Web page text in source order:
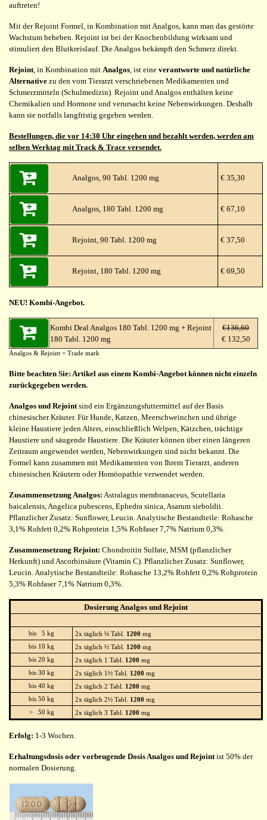
auftreten!
Mit der Rejoint Formel, in Kombination mit Analgos, kann man das gestörte
Wachstum beheben. Rejoint ist bei der Knochenbildung wirksam und
stimuliert den Blutkreislauf. Die Analgos bekämpft den Schmerz direkt.
Rejoint, in Kombination mit Analgos, ist eine verantworte und natürliche
Alternative zu den vom Tierarzt verschriebenen Medikamenten und
Schmerzmitteln (Schulmedizin). Rejoint und Analgos enthälten keine
Chemikalien und Hormone und verursacht keine Nebenwirkungen. Deshalb
kann sie notfalls langfristig gegeben werden.
Bestellungen, die vor 14:30 Uhr eingehen und bezahlt werden, werden am
selben Werktag mit Track & Trace versendet.
Analgos, 90 Tabl. 1200 mg € 35,30
Analgos, 180 Tabl. 1200 mg € 67,10
Rejoint, 90 Tabl. 1200 mg € 37,50
Rejoint, 180 Tabl. 1200 mg € 69,50
NEU! Kombi-Angebot.
Kombi Deal Analgos 180 Tabl. 1200 mg + Rejoint
180 Tabl. 1200 mg
€136,60
€ 132,50
Analgos & Rejoint = Trade mark
Bitte beachten Sie: Artikel aus einem Kombi-Angebot können nicht einzeln
zurückgegeben werden.
Analgos und Rejointsind ein Ergänzungsfuttermittel auf der Basis
chinesischer Kräuter. Für Hunde, Katzen, Meerschweinchen und übrige
kleine Haustiere jeden Alters, einschließlich Welpen, Kätzchen, trächtige
Haustiere und säugende Haustiere. Die Kräuter können über einen längeren
Zeitraum angewendet werden, Nebenwirkungen sind nicht bekannt. Die
Formel kann zusammen mit Medikamenten von Ihrem Tierarzt, anderen
chinesischen Kräutern oder Homöopathie verwendet werden.
Zusammensetzung Analgos: Astralagus membranaceus, Scutellaria
baicalensis, Angelica pubescens, Ephedra sinica, Asarum sieboldii.
Pflanzlicher Zusatz: Sunflower, Leucin. Analytische Bestandteile: Rohasche
3,1% Rohfett 0,2% Rohprotein 1,5% Rohfaser 7,7% Natrium 0,3%.
Zusammensetzung Rejoint: Chondroitin Sulfate, MSM (pflanzlicher
Herkunft) und Ascorbinsäure (Vitamin C). Pflanzlicher Zusatz: Sunflower,
Leucin. Analytische Bestandteile: Rohasche 13,2% Rohfett 0,2% Rohprotein
5,3% Rohfaser 7,1% Natrium 0,3%.
Dosierung Analgos und Rejoint
bis 5 kg 2x täglich ¼ Tabl. 1200 mg
bis 10 kg
2x täglich ½ Tabl. 1200 mg
bis 20 kg
2x täglich 1 Tabl. 1200 mg
bis 30 kg
2x täglich 1½ Tabl. 1200 mg
bis 40 kg
2x täglich 2 Tabl. 1200 mg
bis 50 kg
2x täglich 2½ Tabl. 1200 mg
> 50 kg
2x täglich 3 Tabl. 1200 mg
Erfolg: 1-3 Wochen.
Erhaltungsdosis oder vorbeugende Dosis Analgos und Rejointist 50% der
normalen Dosierung.